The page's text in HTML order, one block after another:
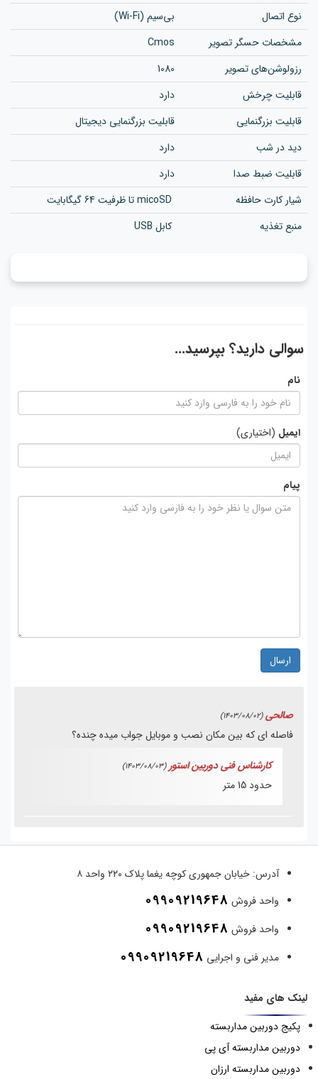
نوع اتصال
بی‌سیم (Wi-Fi)
مشخصات حسگر تصویر
Cmos
رزولوشن‌های تصویر
1080
قابلیت چرخش
دارد
قابلیت بزرگنمایی
قابلیت بزرگنمایی دیجیتال
دید در شب
دارد
قابلیت ضبط صدا
دارد
شیار کارت حافظه
منبع تغذیه
کابل USB
سوالی دارید؟ بپرسید...
نام
ایمیل (اختیاری)
پیام
ارسال
صالحی (1403/08/02)
فاصله ای که بین مکان نصب و موبایل جواب میده چنده؟
کارشناس فنی دوربین استور (1403/08/03)
حدود 15 متر
آدرس: خیابان جمهوری کوچه یغما پلاک ۲۲۰ واحد ۸
واحد فروش 09909219648
واحد فروش 09909219648
مدیر فنی و اجرایی 09909219648
لینک های مفید
پکیج دوربین مداربسته
دوربین مداربسته آی پی
دوربین مداربسته ارزان